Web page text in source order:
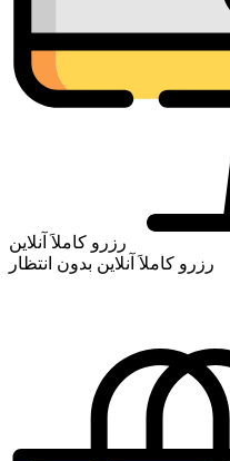
رزرو کاملاَ آنلاین
رزرو کاملاَ آنلاین بدون انتظار